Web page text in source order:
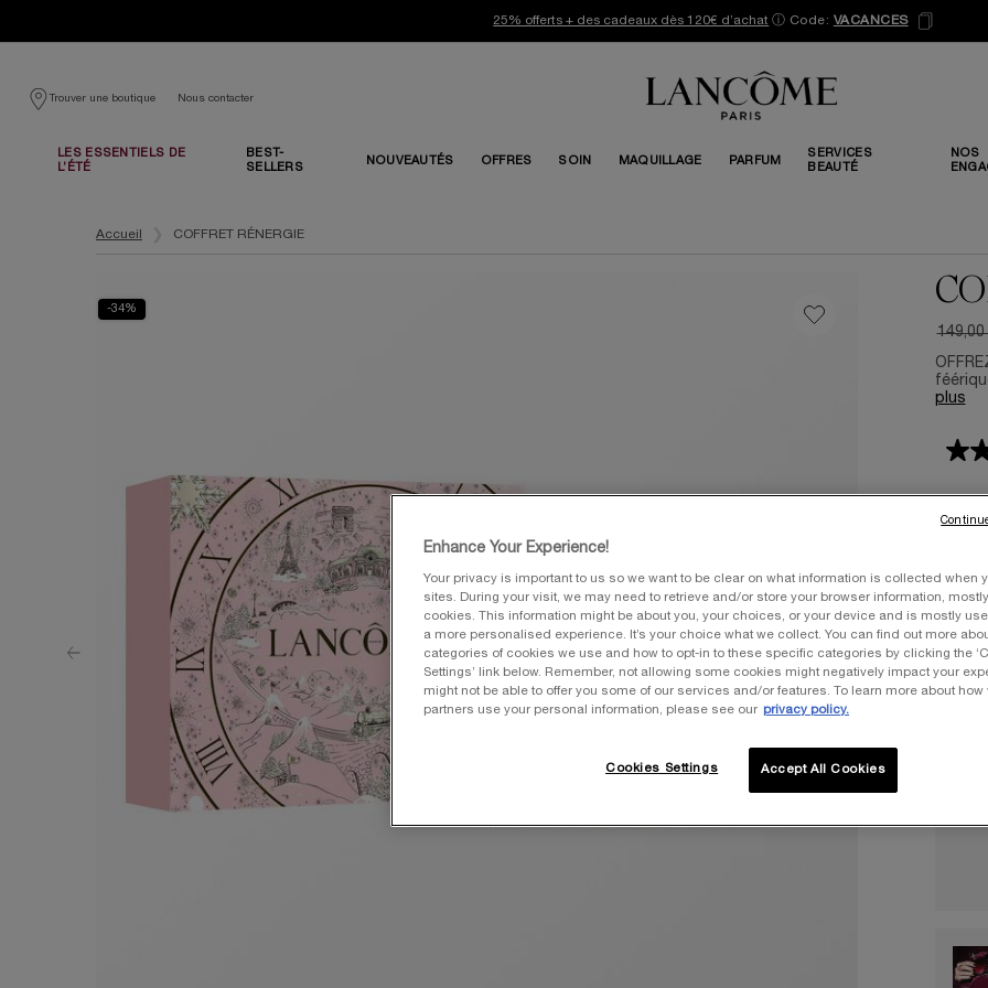
25% offerts + des cadeaux dès 120€ d’achat ⓘ Code: VACANCES
Trouver une boutique
Nous contacter
LES ESSENTIELS DE
L’ÉTÉ
BEST-
SELLERS
NOUVEAUTÉS OFFRES SOIN MAQUILLAGE PARFUM
SERVICES
BEAUTÉ
NOS
Accueil COFFRET RÉNERGIE
Ancien
149,00
plus
-34%
Une
−
Quantité
Enhance Your Experience!
Your privacy is important to us so we want to be clear on what information is collected when
sites. During your visit, we may need to retrieve and/or store your browser information,
cookies. This information might be about you, your choices, or your device and is mostly
a more personalised experience. It’s your choice what we collect. You can find out more
categories of cookies we use and how to opt-in to these specific categories by clicking the
Settings’ link below. Remember, not allowing some cookies might negatively impact your
might not be able to offer you some of our services and/or features. To learn more about how
partners use your personal information, please see our privacy policy.
Cookies Settings Accept All Cookies